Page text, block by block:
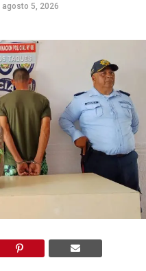
agosto 5, 2026